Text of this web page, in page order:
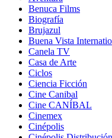
Benuca Films
Biografía
Brujazul
Buena Vista
Canela TV
Casa de Arte
Ciclos
Ciencia Ficción
Cine Canibal
Cine CANÍBAL
Cinemex
Cinépolis